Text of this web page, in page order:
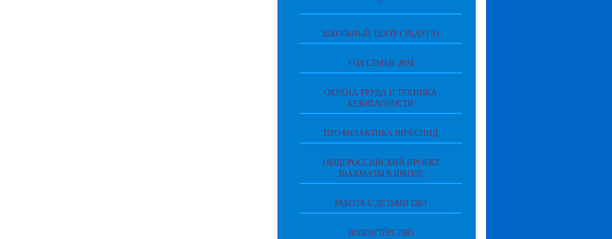
"
ШКОЛЬНЫЙ ТЕАТР ( РАДУГА)
ГОД СЕМЬИ 2024
ОХРАНА ТРУДА И ТЕХНИКА
БЕЗОПАСНОСТИ
ПРОФИЛАКТИКА ВИЧ/СПИД
ОБЩЕРОССИЙСКИЙ ПРОЕКТ
ШАХМАТЫ В ШКОЛЕ
РАБОТА С ДЕТЬМИ ОВЗ
ВОЛОНТЁРСТВО